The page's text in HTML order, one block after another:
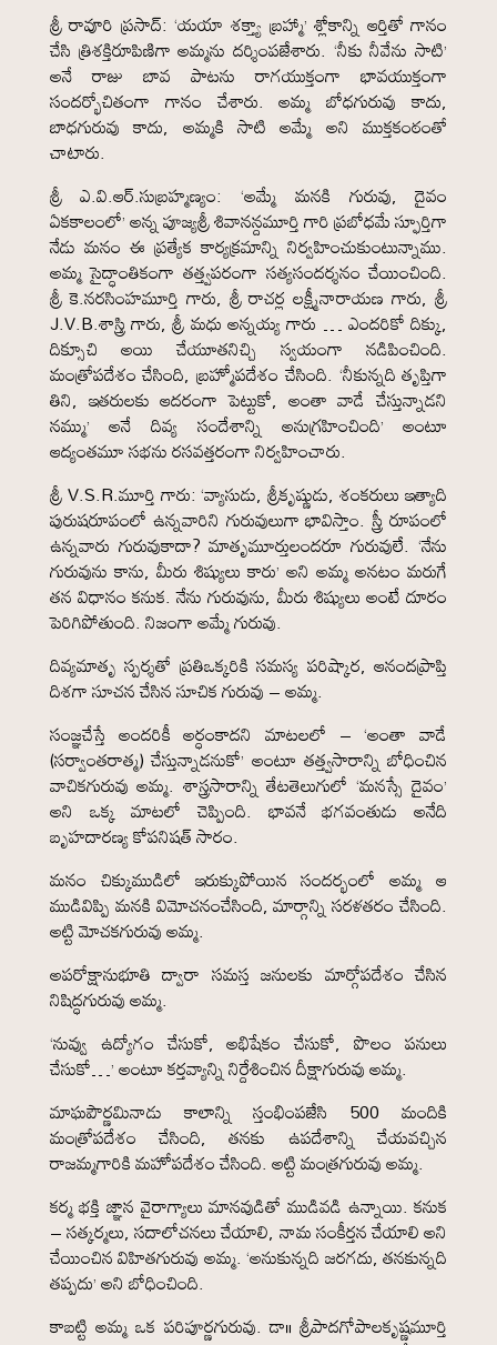
శ్రీ రావూరి ప్రసాద్: ‘యయా శక్త్యా బ్రహ్మా’ శ్లోకాన్ని ఆర్తితో గానం
చేసి త్రిశక్తిరూపిణిగా అమ్మను దర్శింపజేశారు. ‘నీకు నీవేను సాటి’
అనే రాజు బావ పాటను రాగయుక్తంగా భావయుక్తంగా
సందర్భోచితంగా గానం చేశారు. అమ్మ బోధగురువు కాదు,
బాధగురువు కాదు, అమ్మకి సాటి అమ్మే అని ముక్తకంఠంతో
చాటారు.
శ్రీ ఎ.వి.ఆర్.సుబ్రహ్మణ్యం: ‘అమ్మే మనకి గురువు, దైవం
ఏకకాలంలో’ అన్న పూజ్యశ్రీ శివానన్దమూర్తి గారి ప్రబోధమే స్ఫూర్తిగా
నేడు మనం ఈ ప్రత్యేక కార్యక్రమాన్ని నిర్వహించుకుంటున్నాము.
అమ్మ సైద్ధాంతికంగా తత్త్వపరంగా సత్యసందర్శనం చేయించింది.
శ్రీ కె.నరసింహమూర్తి గారు, శ్రీ రాచర్ల లక్ష్మీనారాయణ గారు, శ్రీ
J.V.B.శాస్త్రి గారు, శ్రీ మధు అన్నయ్య గారు … ఎందరికో దిక్కు,
దిక్సూచి అయి చేయూతనిచ్చి స్వయంగా నడిపించింది.
మంత్రోపదేశం చేసింది, బ్రహ్మోపదేశం చేసింది. ‘నీకున్నది తృప్తిగా
తిని, ఇతరులకు ఆదరంగా పెట్టుకో, అంతా వాడే చేస్తున్నాడని
నమ్ము’ అనే దివ్య సందేశాన్ని అనుగ్రహించింది’ అంటూ
ఆద్యంతమూ సభను రసవత్తరంగా నిర్వహించారు.
శ్రీ V.S.R.మూర్తి గారు: ‘వ్యాసుడు, శ్రీకృష్ణుడు, శంకరులు ఇత్యాది
పురుషరూపంలో ఉన్నవారిని గురువులుగా భావిస్తాం. స్త్రీ రూపంలో
ఉన్నవారు గురువుకాదా? మాతృమూర్తులందరూ గురువులే. ‘నేను
గురువును కాను, మీరు శిష్యులు కారు’ అని అమ్మ అనటం మరుగే
తన విధానం కనుక. నేను గురువును, మీరు శిష్యులు అంటే దూరం
పెరిగిపోతుంది. నిజంగా అమ్మే గురువు.
దివ్యమాతృ స్పర్శతో ప్రతిఒక్కరికి సమస్య పరిష్కార, ఆనందప్రాప్తి
దిశగా సూచన చేసిన సూచిక గురువు – అమ్మ.
సంజ్ఞచేస్తే అందరికీ అర్ధంకాదని మాటలలో – ‘అంతా వాడే
(సర్వాంతరాత్మ) చేస్తున్నాడనుకో’ అంటూ తత్త్వసారాన్ని బోధించిన
వాచికగురువు అమ్మ. శాస్త్రసారాన్ని తేటతెలుగులో ‘మనస్సే దైవం’
అని ఒక్క మాటలో చెప్పింది. భావనే భగవంతుడు అనేది
బృహదారణ్య కోపనిషత్ సారం.
మనం చిక్కుముడిలో ఇరుక్కుపోయిన సందర్భంలో అమ్మ ఆ
ముడివిప్పి మనకి విమోచనంచేసింది, మార్గాన్ని సరళతరం చేసింది.
అట్టి మోచకగురువు అమ్మ.
అపరోక్షానుభూతి ద్వారా సమస్త జనులకు మార్గోపదేశం చేసిన
నిషిద్ధగురువు అమ్మ.
‘నువ్వు ఉద్యోగం చేసుకో, అభిషేకం చేసుకో, పొలం పనులు
చేసుకో…’ అంటూ కర్తవ్యాన్ని నిర్దేశించిన దీక్షాగురువు అమ్మ.
మాఘపౌర్ణమినాడు కాలాన్ని స్తంభింపజేసి 500 మందికి
మంత్రోపదేశం చేసింది, తనకు ఉపదేశాన్ని చేయవచ్చిన
రాజమ్మగారికి మహోపదేశం చేసింది. అట్టి మంత్రగురువు అమ్మ.
కర్మ భక్తి జ్ఞాన వైరాగ్యాలు మానవుడితో ముడివడి ఉన్నాయి. కనుక
– సత్కర్మలు, సదాలోచనలు చేయాలి, నామ సంకీర్తన చేయాలి అని
చేయించిన విహితగురువు అమ్మ. ‘అనుకున్నది జరగదు, తనకున్నది
తప్పదు’ అని బోధించింది.
కాబట్టి అమ్మ ఒక పరిపూర్ణగురువు. డా॥ శ్రీపాదగోపాలకృష్ణమూర్తి